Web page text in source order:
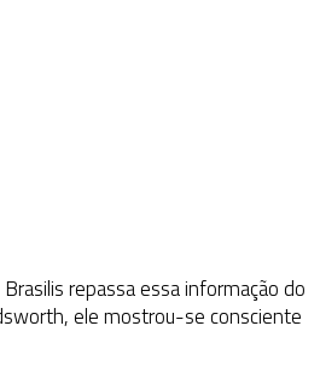
repassa essa informação do
ele mostrou-se consciente